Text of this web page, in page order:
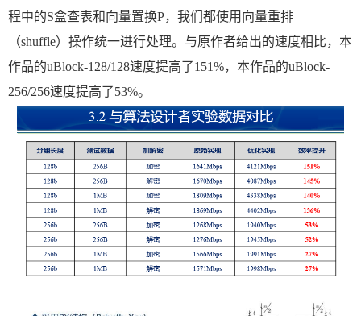
程中的S盒查表和向量置换P，我们都使用向量重排
（shuffle）操作统一进行处理。与原作者给出的速度相比，本
作品的uBlock-128/128速度提高了151%，本作品的uBlock-
256/256速度提高了53%。